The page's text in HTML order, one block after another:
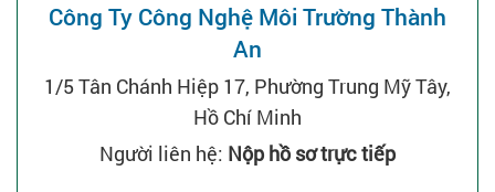
Công Ty Công Nghệ Môi Trường Thành
An
1/5 Tân Chánh Hiệp 17, Phường Trung Mỹ Tây,
Hồ Chí Minh
Người liên hệ: Nộp hồ sơ trực tiếp